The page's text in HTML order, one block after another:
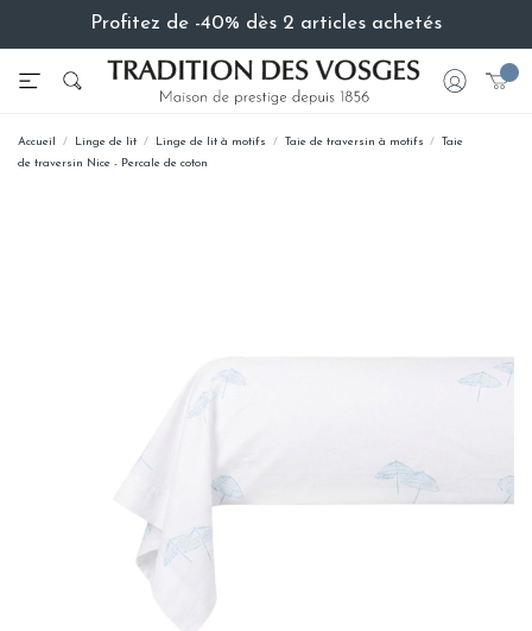
Profitez de -40% dès 2 articles achetés
Accueil Linge de lit Linge de lit à motifs Taie de traversin à motifs
Taie
de traversin Nice - Percale de coton